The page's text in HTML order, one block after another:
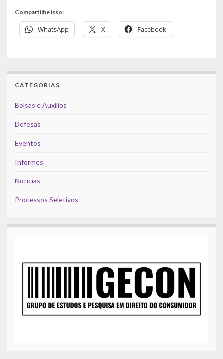
Compartilhe isso:
WhatsApp X Facebook
CATEGORIAS
Bolsas e Auxílios
Defesas
Eventos
Informes
Notícias
Processos Seletivos